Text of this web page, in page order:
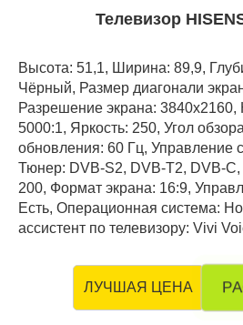
Телевизор
Высота: 51,1, Ширина: 89,9,
Чёрный, Размер диагонали
Разрешение экрана: 3840x2160,
5000:1, Яркость: 250, Угол
обновления: 60 Гц, Управление
Тюнер: DVB-S2, DVB-T2, DVB-
200, Формат экрана: 16:9,
Есть, Операционная система:
ассистент по телевизору: Vivi
ЛУЧШАЯ ЦЕНА